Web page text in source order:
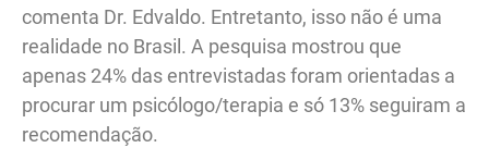
comenta Dr. Edvaldo. Entretanto, isso não é uma
realidade no Brasil. A pesquisa mostrou que
apenas 24% das entrevistadas foram orientadas a
procurar um psicólogo/terapia e só 13% seguiram a
recomendação.